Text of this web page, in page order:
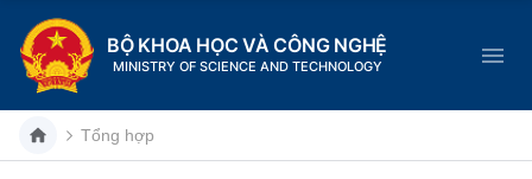
BỘ KHOA HỌC VÀ CÔNG NGHỆ
MINISTRY OF SCIENCE AND TECHNOLOGY
Tổng hợp